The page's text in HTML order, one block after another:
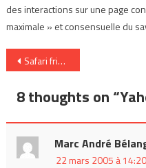
des interactions sur une page
maximale » et consensuelle du
Navigation
de
l’article
Safari friendly
8 thoughts on “
Marc André
22 mars 2005 à 14:20